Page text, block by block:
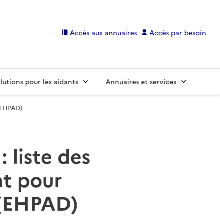
Accès aux annuaires Accès par besoin
pour les aidants Annuaires et services
liste des
pour